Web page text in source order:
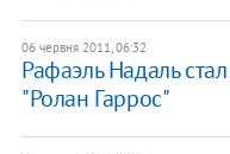
06 червня 2011, 06:32
Рафаэль Надаль
"Ролан Гаррос"